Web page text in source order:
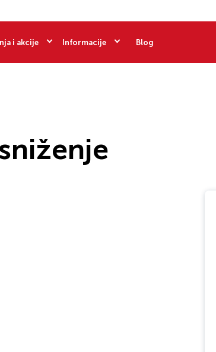
i akcije Informacije Blog